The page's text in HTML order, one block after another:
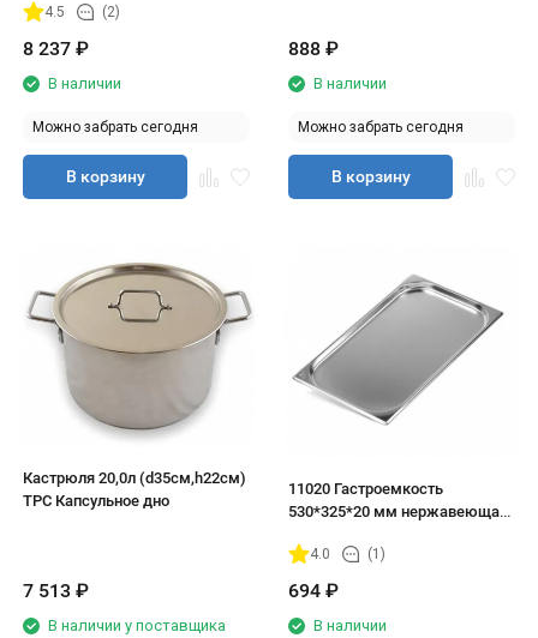
4.5 (2)
8 237 ₽
В наличии
Можно забрать сегодня
В корзину
888 ₽
В наличии
Можно забрать сегодня
В корзину
Кастрюля 20,0л (d35см,h22см)
ТРС Капсульное дно
7 513 ₽
В наличии у поставщика
11020 Гастроемкость
530*325*20 мм нержавеющая
4.0 (1)
694 ₽
В наличии